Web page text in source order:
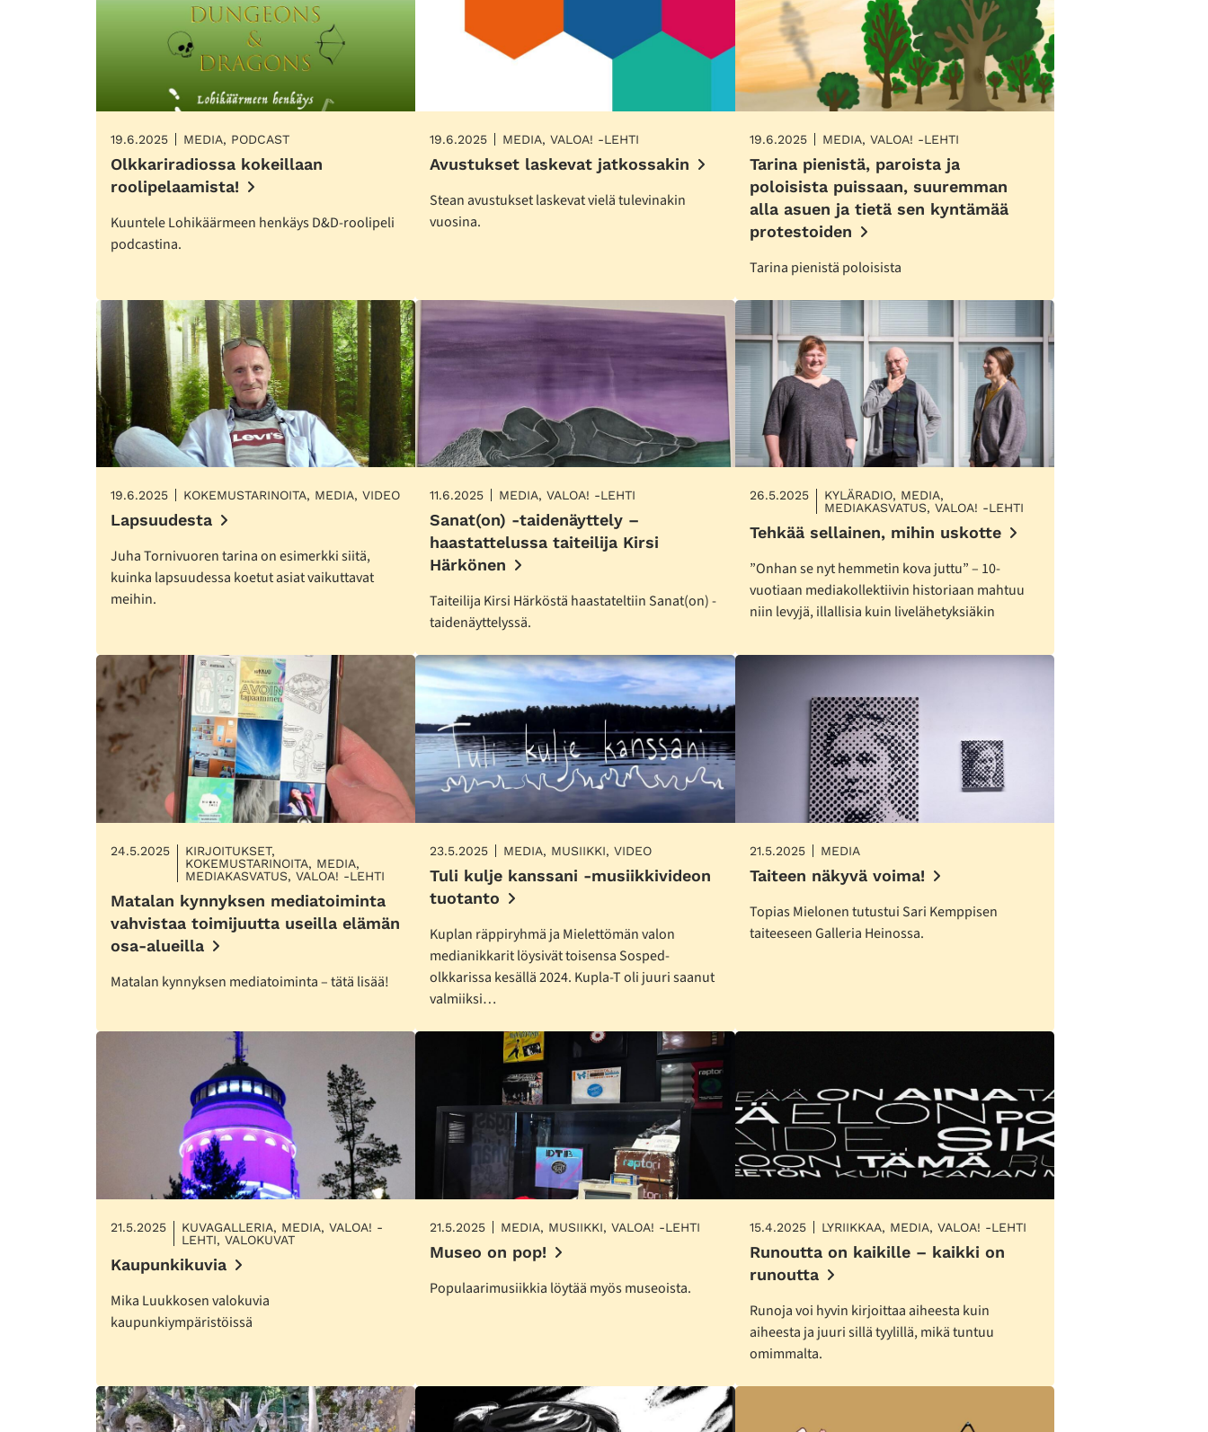
19.6.2025 MEDIA, PODCAST
Olkkariradiossa kokeillaan
roolipelaamista!
Kuuntele Lohikäärmeen henkäys D&D-roolipeli
podcastina.
19.6.2025 MEDIA, VALOA! -LEHTI
Avustukset laskevat jatkossakin
Stean avustukset laskevat vielä tulevinakin
vuosina.
19.6.2025 MEDIA, VALOA! -LEHTI
Tarina pienistä, paroista ja
poloisista puissaan, suuremman
alla asuen ja tietä sen kyntämää
protestoiden
Tarina pienistä poloisista
19.6.2025 KOKEMUSTARINOITA, MEDIA, VIDEO
Lapsuudesta
Juha Tornivuoren tarina on esimerkki siitä,
kuinka lapsuudessa koetut asiat vaikuttavat
meihin.
11.6.2025 MEDIA, VALOA! -LEHTI
Sanat(on) -taidenäyttely –
haastattelussa taiteilija Kirsi
Härkönen
Taiteilija Kirsi Härköstä haastateltiin Sanat(on) -
taidenäyttelyssä.
26.5.2025
KYLÄRADIO, MEDIA,
MEDIAKASVATUS, VALOA! -LEHTI
Tehkää sellainen, mihin uskotte
”Onhan se nyt hemmetin kova juttu” – 10-
vuotiaan mediakollektiivin historiaan mahtuu
niin levyjä, illallisia kuin livelähetyksiäkin
24.5.2025
KIRJOITUKSET,
KOKEMUSTARINOITA, MEDIA,
MEDIAKASVATUS, VALOA! -LEHTI
Matalan kynnyksen mediatoiminta
vahvistaa toimijuutta useilla elämän
osa-alueilla
Matalan kynnyksen mediatoiminta – tätä lisää!
23.5.2025 MEDIA, MUSIIKKI, VIDEO
Tuli kulje kanssani -musiikkivideon
tuotanto
Kuplan räppiryhmä ja Mielettömän valon
medianikkarit löysivät toisensa Sosped-
olkkarissa kesällä 2024. Kupla-T oli juuri saanut
valmiiksi…
21.5.2025 MEDIA
Taiteen näkyvä voima!
Topias Mielonen tutustui Sari Kemppisen
taiteeseen Galleria Heinossa.
21.5.2025
KUVAGALLERIA, MEDIA, VALOA! -
LEHTI, VALOKUVAT
Kaupunkikuvia
Mika Luukkosen valokuvia
kaupunkiympäristöissä
21.5.2025 MEDIA, MUSIIKKI, VALOA! -LEHTI
Museo on pop!
Populaarimusiikkia löytää myös museoista.
15.4.2025 LYRIIKKAA, MEDIA, VALOA! -LEHTI
Runoutta on kaikille – kaikki on
runoutta
Runoja voi hyvin kirjoittaa aiheesta kuin
aiheesta ja juuri sillä tyylillä, mikä tuntuu
omimmalta.